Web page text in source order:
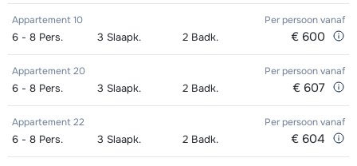
Zilver (Evolution) Schoenen (8
dagen)
afhankelijk
van week
Mini Kid Ski's + Stokken (8 dagen)
afhankelijk
van week
Mini Kid Schoenen (8 dagen)
afhankelijk
van week
middags - Gemiddeld (1-3 weken) van week
middags- Gevorderd (min. 3 weken)
van week
Groepsles ski Kind (5 - 13 jaar) 's
middags - Beginner (0-1 week)
afhankelijk
van week
Appartement 10 Per persoonvanaf
6 - 8 Pers. 3 Slaapk. 2 Badk. € 600
Appartement 20 Per persoonvanaf
6 - 8 Pers. 3 Slaapk. 2 Badk. € 607
Appartement 22 Per persoonvanaf
6 - 8 Pers. 3 Slaapk. 2 Badk. € 604